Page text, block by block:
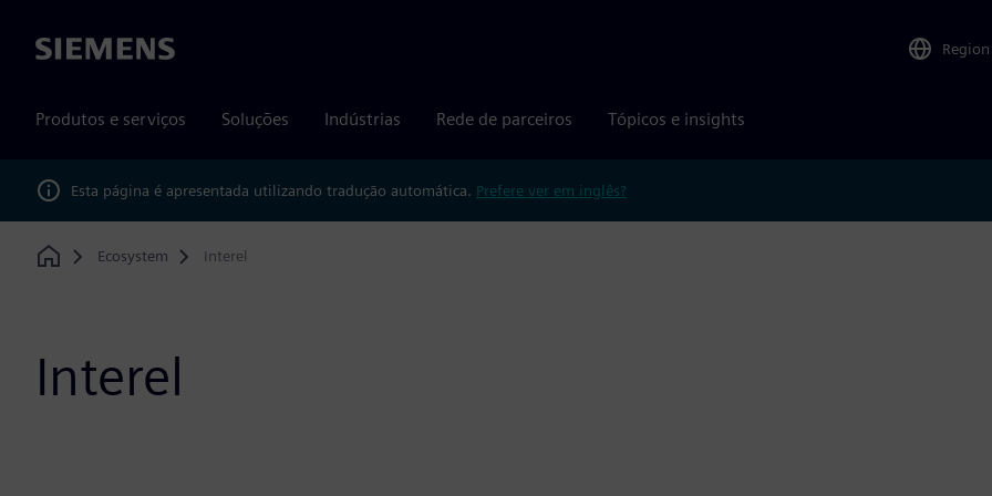
Siemens Region
Produtos e serviços Soluções Indústrias Rede de parceiros Tópicos e insights
Esta página é apresentada utilizando tradução automática. Prefere ver em inglês?
Home
Ecosystem Interel
Interel